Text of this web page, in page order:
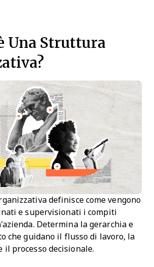
Una Struttura
definisce come vengono
e supervisionati i compiti
Determina la gerarchia e
che guidano il flusso di lavoro, la
il processo decisionale.